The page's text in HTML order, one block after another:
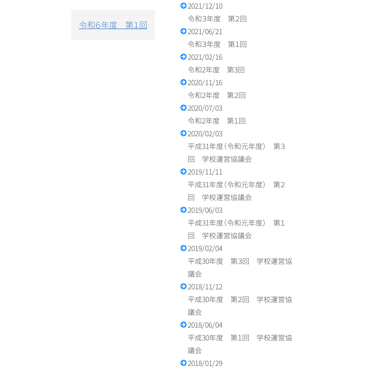
令和６年度 第１回
2021/12/10
令和３年度 第２回
2021/06/21
令和３年度 第１回
2021/02/16
令和2年度 第3回
2020/11/16
令和2年度 第２回
2020/07/03
令和2年度 第１回
2020/02/03
平成31年度（令和元年度） 第３
回 学校運営協議会
2019/11/11
平成31年度（令和元年度） 第２
回 学校運営協議会
2019/06/03
平成31年度（令和元年度） 第１
回 学校運営協議会
2019/02/04
平成30年度 第３回 学校運営協
議会
2018/11/12
平成30年度 第２回 学校運営協
議会
2018/06/04
平成30年度 第１回 学校運営協
議会
2018/01/29